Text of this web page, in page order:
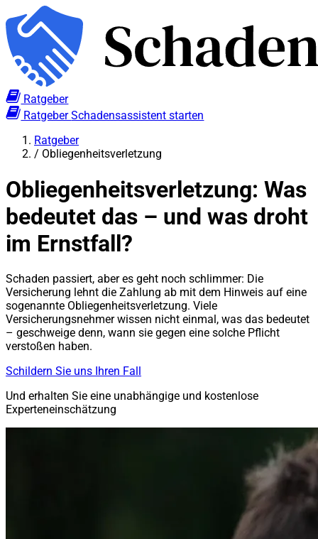
Ratgeber
RatgeberSchadensassistent starten
Ratgeber
/ Obliegenheitsverletzung
Obliegenheitsverletzung: Was
bedeutet das – und was droht
im Ernstfall?
Schaden passiert, aber es geht noch schlimmer: Die
Versicherung lehnt die Zahlung ab mit dem Hinweis auf eine
sogenannte Obliegenheitsverletzung. Viele
Versicherungsnehmer wissen nicht einmal, was das bedeutet
– geschweige denn, wann sie gegen eine solche Pflicht
verstoßen haben.
Schildern Sie uns Ihren Fall
Und erhalten Sie eine unabhängige und kostenlose
Experteneinschätzung